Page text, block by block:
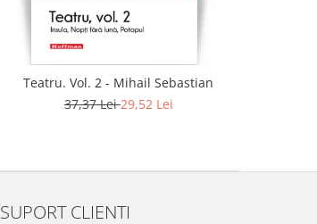
Teatru. Vol. 2 - Mihail Sebastian
37,37 Lei29,52 Lei
SUPORT CLIENTI